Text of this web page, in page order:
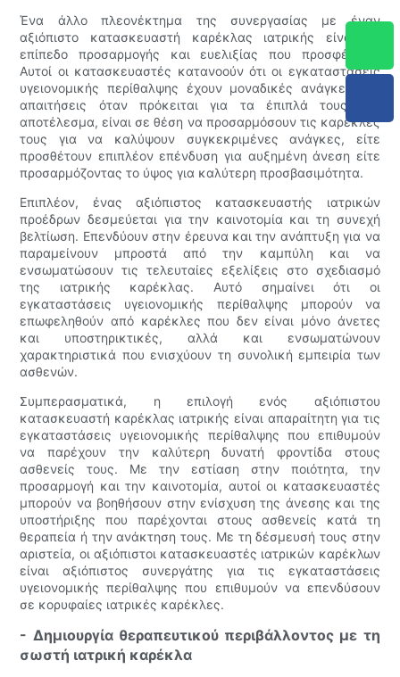
Ένα άλλο πλεονέκτημα της συνεργασίας με έναν
αξιόπιστο κατασκευαστή καρέκλας ιατρικής είναι το
επίπεδο προσαρμογής και ευελιξίας που προσφέρουν.
Αυτοί οι κατασκευαστές κατανοούν ότι οι εγκαταστάσεις
υγειονομικής περίθαλψης έχουν μοναδικές ανάγκες και
απαιτήσεις όταν πρόκειται για τα έπιπλά τους. Ως
αποτέλεσμα, είναι σε θέση να προσαρμόσουν τις καρέκλες
τους για να καλύψουν συγκεκριμένες ανάγκες, είτε
προσθέτουν επιπλέον επένδυση για αυξημένη άνεση είτε
προσαρμόζοντας το ύψος για καλύτερη προσβασιμότητα.
Επιπλέον, ένας αξιόπιστος κατασκευαστής ιατρικών
προέδρων δεσμεύεται για την καινοτομία και τη συνεχή
βελτίωση. Επενδύουν στην έρευνα και την ανάπτυξη για να
παραμείνουν μπροστά από την καμπύλη και να
ενσωματώσουν τις τελευταίες εξελίξεις στο σχεδιασμό
της ιατρικής καρέκλας. Αυτό σημαίνει ότι οι
εγκαταστάσεις υγειονομικής περίθαλψης μπορούν να
επωφεληθούν από καρέκλες που δεν είναι μόνο άνετες
και υποστηρικτικές, αλλά και ενσωματώνουν
χαρακτηριστικά που ενισχύουν τη συνολική εμπειρία των
ασθενών.
Συμπερασματικά, η επιλογή ενός αξιόπιστου
κατασκευαστή καρέκλας ιατρικής είναι απαραίτητη για τις
εγκαταστάσεις υγειονομικής περίθαλψης που επιθυμούν
να παρέχουν την καλύτερη δυνατή φροντίδα στους
ασθενείς τους. Με την εστίαση στην ποιότητα, την
προσαρμογή και την καινοτομία, αυτοί οι κατασκευαστές
μπορούν να βοηθήσουν στην ενίσχυση της άνεσης και της
υποστήριξης που παρέχονται στους ασθενείς κατά τη
θεραπεία ή την ανάκτηση τους. Με τη δέσμευσή τους στην
αριστεία, οι αξιόπιστοι κατασκευαστές ιατρικών καρέκλων
είναι αξιόπιστος συνεργάτης για τις εγκαταστάσεις
υγειονομικής περίθαλψης που επιθυμούν να επενδύσουν
σε κορυφαίες ιατρικές καρέκλες.
- Δημιουργία θεραπευτικού περιβάλλοντος με τη
σωστή ιατρική καρέκλα